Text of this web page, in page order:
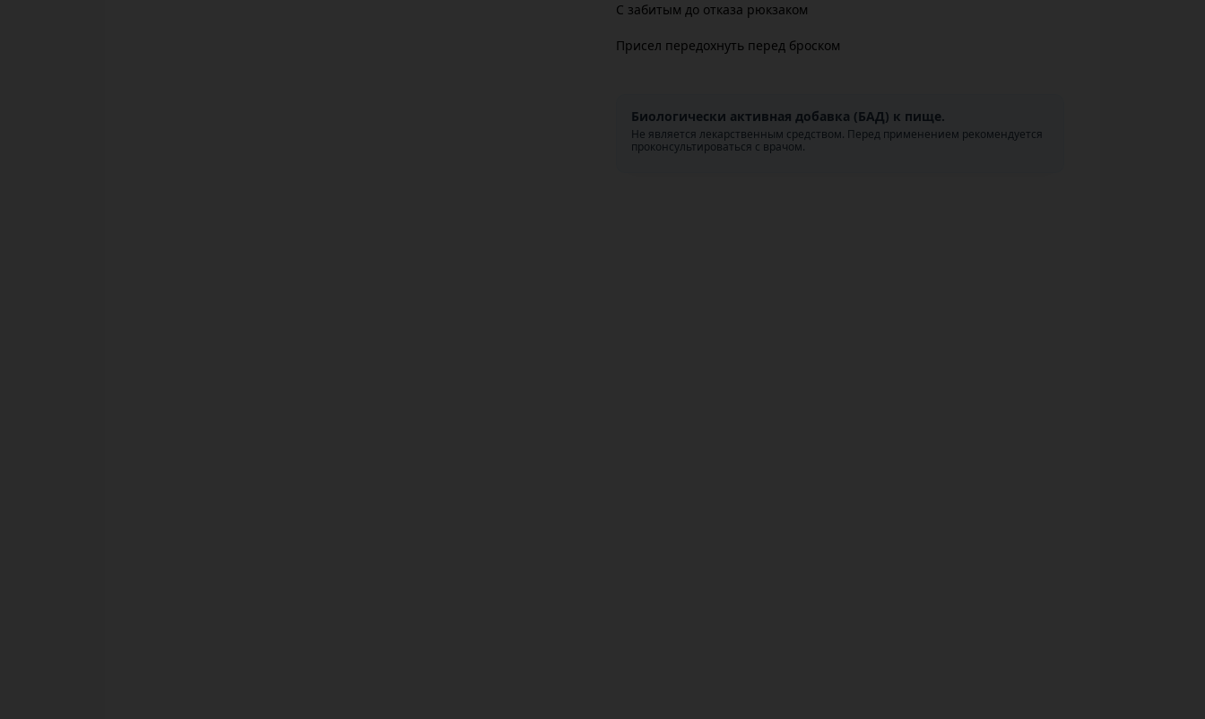
С забитым до отказа рюкзаком
Присел передохнуть перед броском
Биологически активная добавка (БАД) к пище.
Не является лекарственным средством. Перед применением рекомендуется
проконсультироваться с врачом.